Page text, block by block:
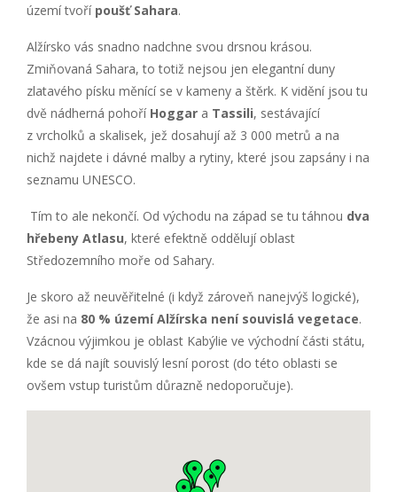
území tvoří poušť Sahara.
Alžírsko vás snadno nadchne svou drsnou krásou.
Zmiňovaná Sahara, to totiž nejsou jen elegantní duny
zlatavého písku měnící se v kameny a štěrk. K vidění jsou tu
dvě nádherná pohoří Hoggar a Tassili, sestávající
z vrcholků a skalisek, jež dosahují až 3 000 metrů a na
nichž najdete i dávné malby a rytiny, které jsou zapsány i na
seznamu UNESCO.
Tím to ale nekončí. Od východu na západ se tu táhnou dva
hřebeny Atlasu, které efektně oddělují oblast
Středozemního moře od Sahary.
Je skoro až neuvěřitelné (i když zároveň nanejvýš logické),
že asi na 80 % území Alžírska není souvislá vegetace.
Vzácnou výjimkou je oblast Kabýlie ve východní části státu,
kde se dá najít souvislý lesní porost (do této oblasti se
ovšem vstup turistům důrazně nedoporučuje).